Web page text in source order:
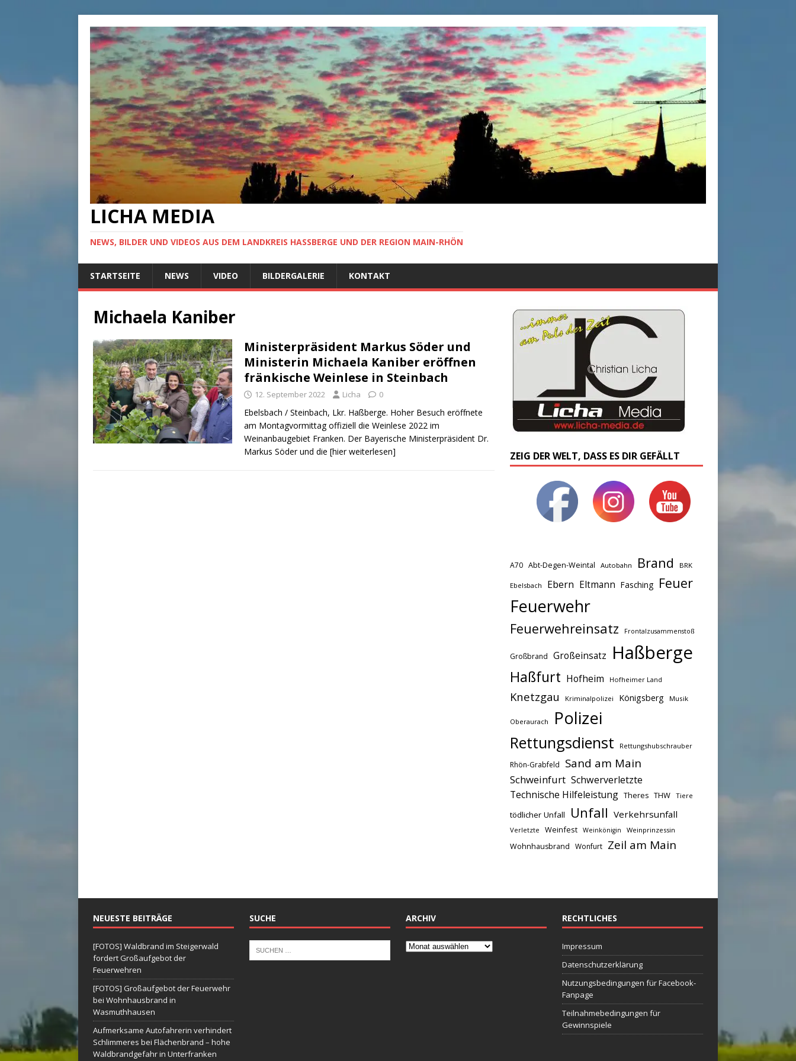
LICHA MEDIA
NEWS, BILDER UND VIDEOS AUS DEM LANDKREIS HASSBERGE UND DER REGION MAIN-RHÖN
STARTSEITE NEWS VIDEO BILDERGALERIE KONTAKT
Michaela Kaniber
Ministerpräsident Markus Söder und
Ministerin Michaela Kaniber eröffnen
fränkische Weinlese in Steinbach
12. September 2022 Licha 0
Ebelsbach / Steinbach, Lkr. Haßberge. Hoher Besuch eröffnete
am Montagvormittag offiziell die Weinlese 2022 im
Weinanbaugebiet Franken. Der Bayerische Ministerpräsident Dr.
Markus Söder und die [hier weiterlesen] ZEIG DER WELT, DASS ES DIR GEFÄLLT
A70 Abt-Degen-Weintal Autobahn Brand BRK
Ebelsbach Ebern Eltmann Fasching Feuer
Feuerwehr
Feuerwehreinsatz Frontalzusammenstoß
Großbrand Großeinsatz Haßberge
Haßfurt Hofheim Hofheimer Land
Knetzgau Kriminalpolizei Königsberg Musik
Oberaurach Polizei
Rettungsdienst Rettungshubschrauber
Rhön-Grabfeld Sand am Main
Schweinfurt Schwerverletzte
Technische Hilfeleistung Theres THW Tiere
tödlicher Unfall Unfall Verkehrsunfall
Verletzte Weinfest Weinkönigin Weinprinzessin
Wohnhausbrand Wonfurt Zeil am Main
NEUESTE BEITRÄGE
[FOTOS] Waldbrand im Steigerwald
fordert Großaufgebot der
Feuerwehren
[FOTOS] Großaufgebot der Feuerwehr
bei Wohnhausbrand in
Wasmuthhausen
Aufmerksame Autofahrerin verhindert
Schlimmeres bei Flächenbrand – hohe
Waldbrandgefahr in Unterfranken
SUCHE ARCHIV RECHTLICHES
Impressum
Datenschutzerklärung
Nutzungsbedingungen für Facebook-
Fanpage
Teilnahmebedingungen für
Gewinnspiele